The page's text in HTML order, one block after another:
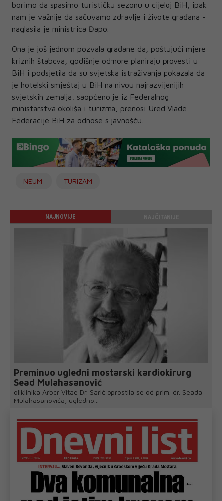
borimo da spasimo turističku sezonu u cijeloj BiH, ipak
nam je važnije da sačuvamo zdravlje i živote građana -
naglasila je ministrica Đapo.
Ona je još jednom pozvala građane da, poštujući mjere
kriznih štabova, godišnje odmore planiraju provesti u
BiH i podsjetila da su svjetska istraživanja pokazala da
je hotelski smještaj u BiH na nivou najrazvijenijih
svjetskih zemalja, saopćeno je iz Federalnog
ministarstva okoliša i turizma, prenosi Ured Vlade
Federacije BiH za odnose s javnošću.
NEUM TURIZAM
NAJNOVIJE
Preminuo ugledni mostarski kardiokirurg
Sead Mulahasanović
oliklinika Arbor Vitae Dr. Sarić oprostila se od prim. dr. Seada
Mulahasanovića, ugledno...